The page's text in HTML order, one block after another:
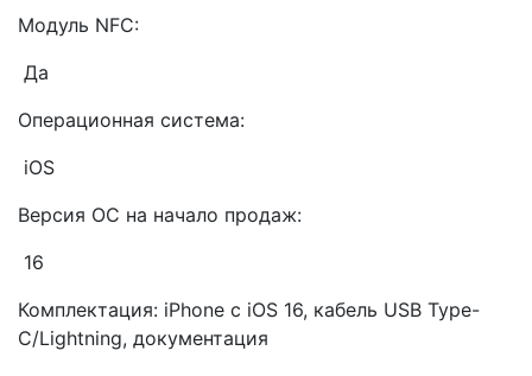
Модуль NFC:
Да
Операционная система:
iOS
Версия ОС на начало продаж:
16
Комплектация: iPhone с iOS 16, кабель USB Type-
C/Lightning, документация